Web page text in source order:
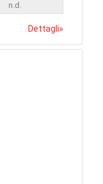
n.d.
Dettagli»